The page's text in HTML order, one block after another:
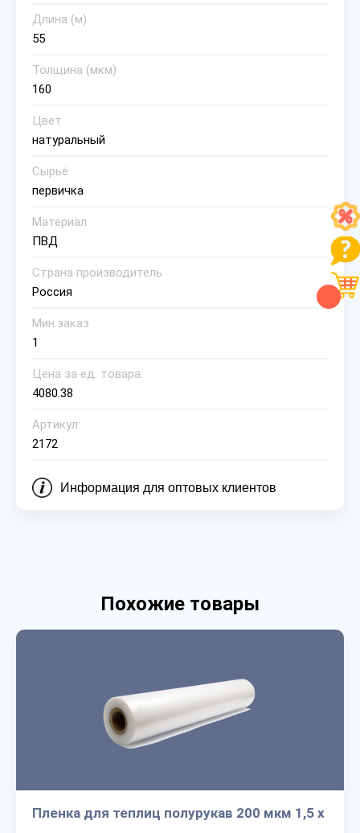
Длина (м)
55
Толщина (мкм)
160
Цвет
натуральный
Сырьё
первичка
Материал
ПВД
Страна производитель
Россия
Мин.заказ
1
Цена за ед. товара:
4080.38
Артикул:
2172
Информация для оптовых клиентов
Похожие товары
Пленка для теплиц полурукав 200 мкм 1,5 х